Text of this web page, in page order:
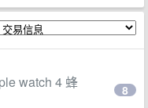
watch 4 蜂
8